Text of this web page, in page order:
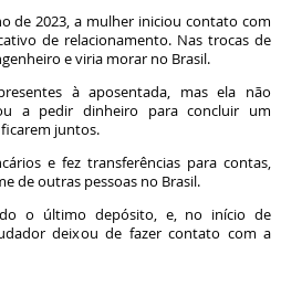
de 2023, a mulher iniciou contato com
de relacionamento. Nas trocas de
e viria morar no Brasil.
à aposentada, mas ela não
a pedir dinheiro para concluir um
juntos.
e fez transferências para contas,
de outras pessoas no Brasil.
o último depósito, e, no início de
deixou de fazer contato com a